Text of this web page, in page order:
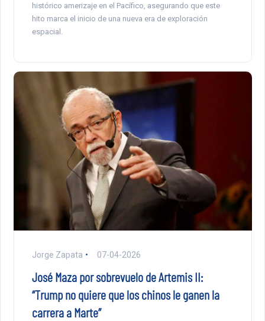
histórico amerizaje en el Pacífico, asegurando que este
hito marca el inicio de una nueva era de exploración
espacial.
Jorge Zapata 07-04-2026
José Maza por sobrevuelo de Artemis II:
“Trump no quiere que los chinos le ganen la
carrera a Marte”